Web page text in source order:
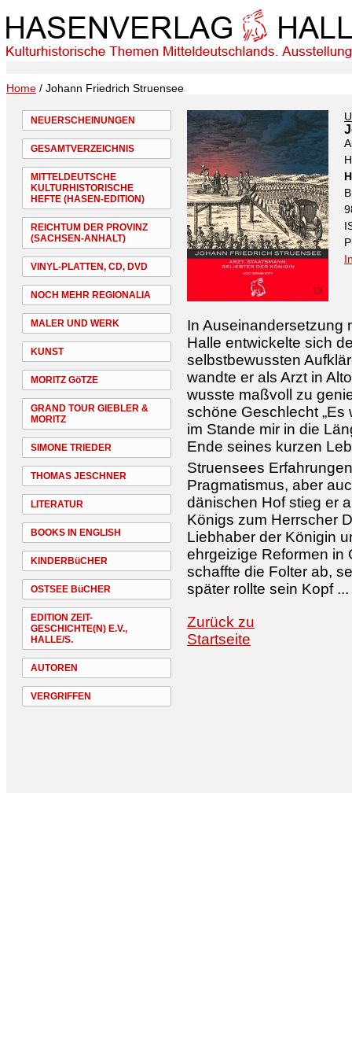
Home / Johann Friedrich Struensee
NEUERSCHEINUNGEN
GESAMTVERZEICHNIS
MITTELDEUTSCHE
KULTURHISTORISCHE
HEFTE (HASEN-EDITION)
REICHTUM DER PROVINZ
(SACHSEN-ANHALT)
VINYL-PLATTEN, CD, DVD
NOCH MEHR REGIONALIA
MALER UND WERK
KUNST
MORITZ GöTZE
GRAND TOUR GIEBLER &
MORITZ
SIMONE TRIEDER
THOMAS JESCHNER
LITERATUR
BOOKS IN ENGLISH
KINDERBüCHER
OSTSEE BüCHER
EDITION ZEIT-
GESCHICHTE(N) E.V.,
HALLE/S.
AUTOREN
VERGRIFFEN
In Auseinandersetzung
Halle entwickelte sich
selbstbewussten
wandte er als Arzt in
wusste maßvoll zu
schöne Geschlecht „Es
im Stande mir in die
Ende seines kurzen
Struensees
Pragmatismus, aber
dänischen Hof stieg er
Königs zum Herrscher
Liebhaber der Königin
ehrgeizige Reformen in
schaffte die Folter ab,
später rollte sein Kopf ...
Zurück zu
Startseite